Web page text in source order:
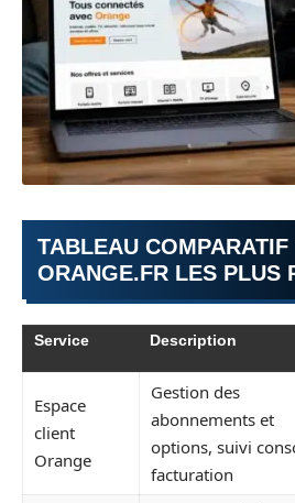
TABLEAU COMPARATIF
ORANGE.FR LES PLUS
Service Description
Espace
client
Orange
Gestion des
abonnements et
options, suivi
facturation